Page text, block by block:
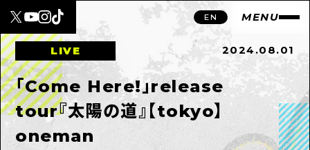
EN MENU
LIVE 2024.08.01
「Come Here!」release
tour『太陽の道』【tokyo】
oneman